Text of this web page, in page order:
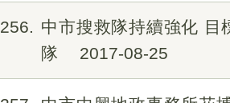
256
中市搜救隊持續強化 目
隊
2017-08-25